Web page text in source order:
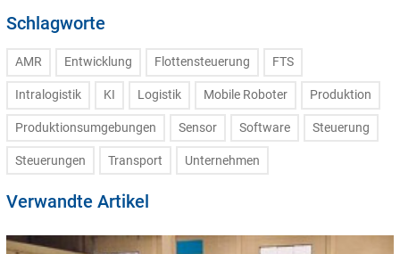
Schlagworte
AMR Entwicklung Flottensteuerung FTS
Intralogistik KI Logistik Mobile Roboter Produktion
Produktionsumgebungen Sensor Software Steuerung
Steuerungen Transport Unternehmen
Verwandte Artikel